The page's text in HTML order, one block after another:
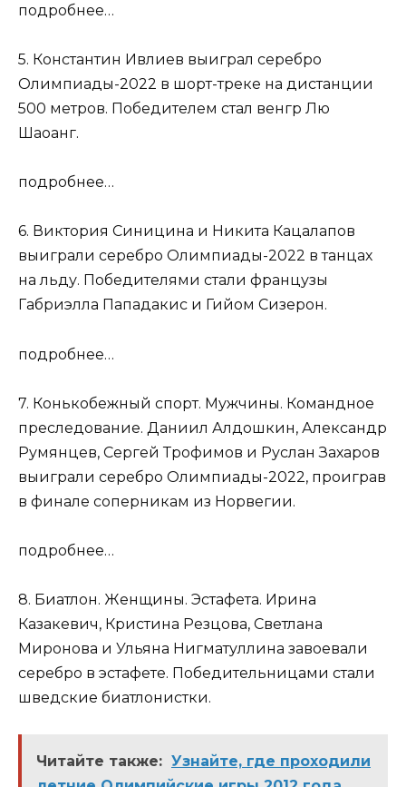
подробнее…
5. Константин Ивлиев выиграл серебро
Олимпиады-2022 в шорт-треке на дистанции
500 метров. Победителем стал венгр Лю
Шаоанг.
подробнее…
6. Виктория Синицина и Никита Кацалапов
выиграли серебро Олимпиады-2022 в танцах
на льду. Победителями стали французы
Габриэлла Пападакис и Гийом Сизерон.
подробнее…
7. Конькобежный спорт. Мужчины. Командное
преследование. Даниил Алдошкин, Александр
Румянцев, Сергей Трофимов и Руслан Захаров
выиграли серебро Олимпиады-2022, проиграв
в финале соперникам из Норвегии.
подробнее…
8. Биатлон. Женщины. Эстафета. Ирина
Казакевич, Кристина Резцова, Светлана
Миронова и Ульяна Нигматуллина завоевали
серебро в эстафете. Победительницами стали
шведские биатлонистки.
Читайте также: Узнайте, где проходили